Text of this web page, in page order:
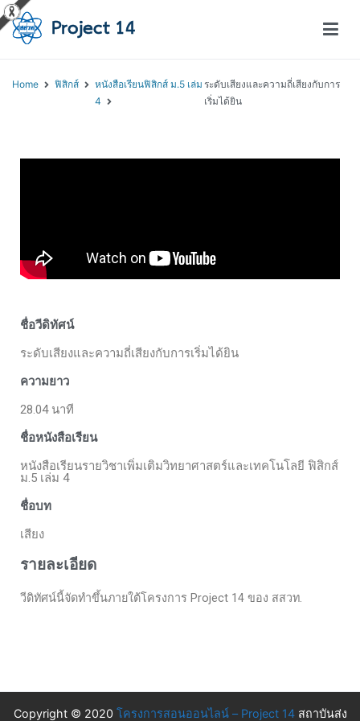
Home ฟิสิกส์
หนังสือเรียนฟิสิกส์ ม.5 เล่ม
4
ระดับเสียงและความถี่เสียงกับการ
เริ่มได้ยิน
ชื่อวีดิทัศน์
ระดับเสียงและความถี่เสียงกับการเริ่มได้ยิน
ความยาว
28.04 นาที
ชื่อหนังสือเรียน
หนังสือเรียนรายวิชาเพิ่มเติมวิทยาศาสตร์และเทคโนโลยี ฟิสิกส์
ม.5 เล่ม 4
ชื่อบท
เสียง
รายละเอียด
วีดิทัศน์นี้จัดทำขึ้นภายใต้โครงการ Project 14 ของ สสวท.
Copyright © 2020 โครงการสอนออนไลน์ – Project 14สถาบันส่ง